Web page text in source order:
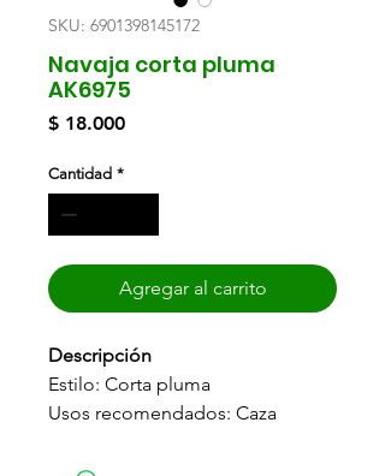
SKU: 6901398145172
Navaja corta pluma
AK6975
$ 18.000Precio
Cantidad *
Agregar al carrito
Descripción
Estilo: Corta pluma
Usos recomendados: Caza
inoxidable